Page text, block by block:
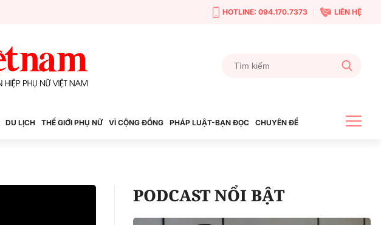
HOTLINE: 094.170.7373 LIÊN HỆ
DU LỊCH THẾ GIỚI PHỤ NỮ VÌ CỘNG ĐỒNG PHÁP LUẬT-BẠN ĐỌC CHUYÊN ĐỀ
PODCAST NỔI BẬT